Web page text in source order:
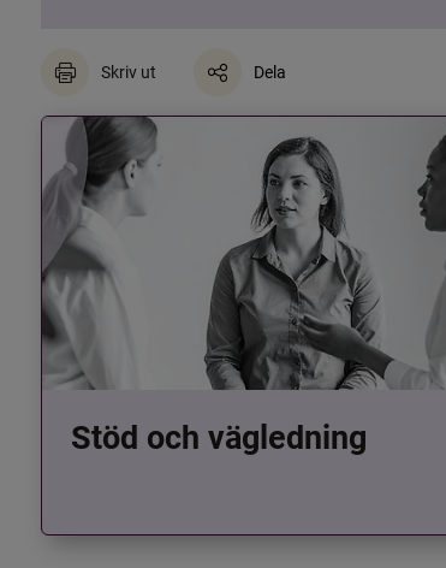
Skriv ut Dela
Stöd och vägledning